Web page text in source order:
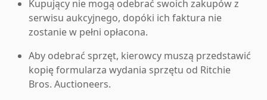
Kupujący nie mogą odebrać swoich zakupów z
serwisu aukcyjnego, dopóki ich faktura nie
zostanie w pełni opłacona.
Aby odebrać sprzęt, kierowcy muszą przedstawić
kopię formularza wydania sprzętu od Ritchie
Bros. Auctioneers.